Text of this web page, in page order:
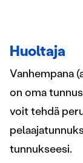
Huoltaja
Vanhempana
on oma
voit tehdä
tunnukseesi.